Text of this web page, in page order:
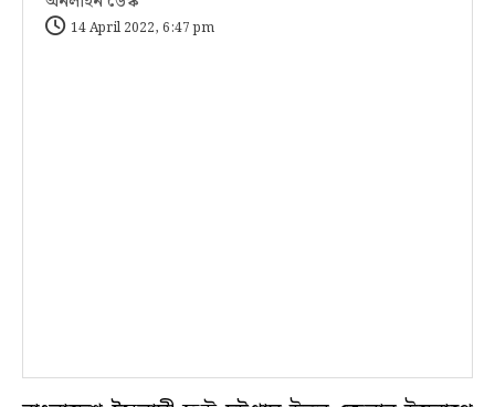
14 April 2022, 6:47 pm